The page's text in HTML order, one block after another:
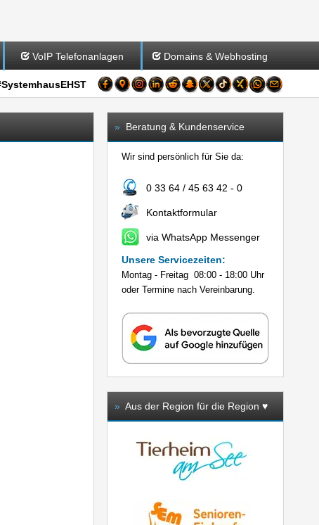
VoIP Telefonanlagen Domains & Webhosting
» Beratung & Kundenservice
Wir sind persönlich für Sie da:
0 33 64 / 45 63 42 - 0
Kontaktformular
via WhatsApp Messenger
Unsere Servicezeiten:
Montag - Freitag 08:00 - 18:00 Uhr
oder Termine nach Vereinbarung.
» Aus der Region für die Region ♥️